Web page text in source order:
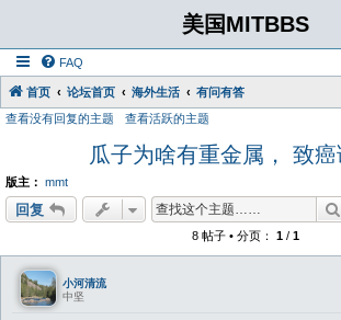
美国MITBBS
FAQ
首页 论坛首页 海外生活 有问有答
查看没有回复的主题 查看活跃的主题
瓜子为啥有重金属， 致癌
版主： mmt
回复
8 帖子 • 分页： 1 / 1
小河清流
中坚